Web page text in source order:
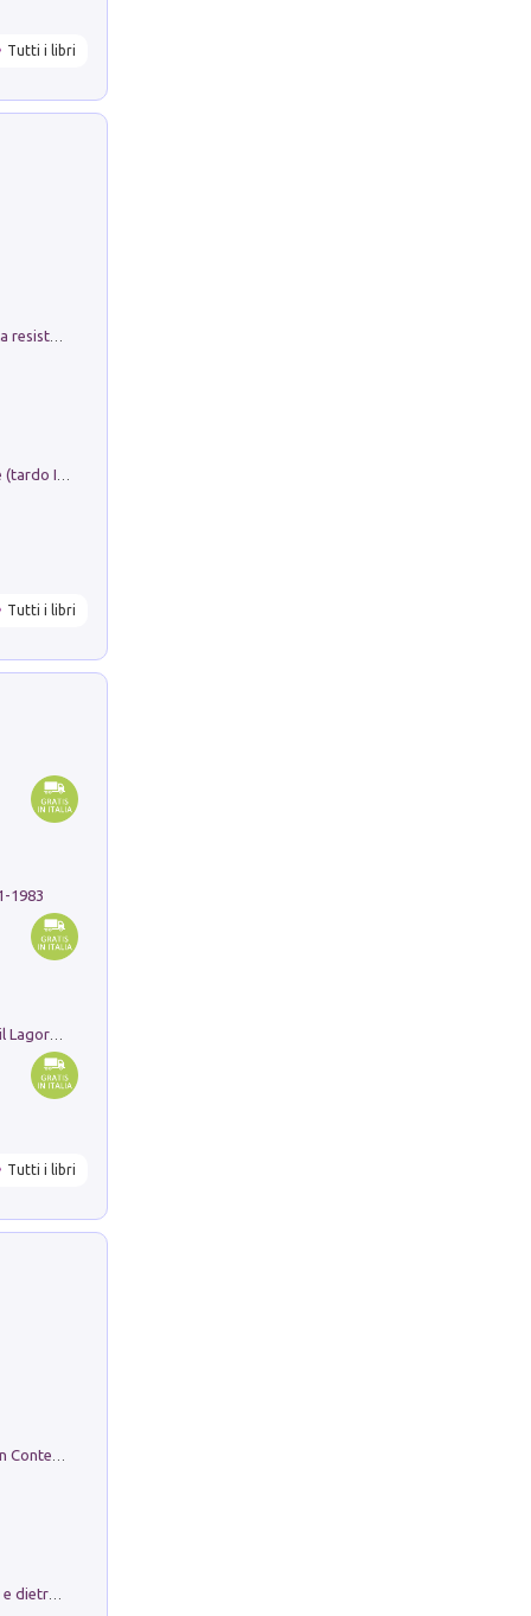
Tutti i libri
Memorial Santa Giulia. Sculture per la resistenza Monchio di Palagano
Tutti i libri
1983
Tutti i libri
in alto! Livello A1. Con CD-Audio. Con Contenuto digitale per accesso on line